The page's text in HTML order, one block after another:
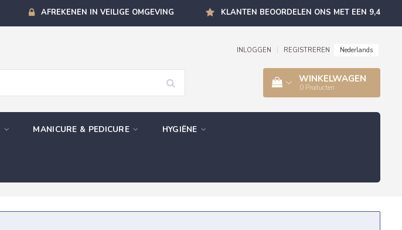
AFREKENEN IN VEILIGE OMGEVING KLANTEN BEOORDELEN ONS MET EEN 9,4
INLOGGEN REGISTREREN Nederlands
WINKELWAGEN
0 Producten
MANICURE & PEDICURE HYGIËNE